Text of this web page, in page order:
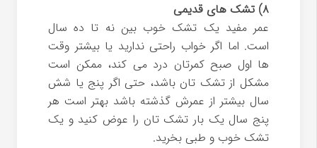
۸) تشک های قدیمی
عمر مفید یک تشک خوب بین نه تا ده سال
است. اما اگر خواب راحتی ندارید یا بیشتر وقت
ها اول صبح کمرتان درد می کند، ممکن است
مشکل از تشک تان باشد، حتی اگر پنج یا شش
سال بیشتر از عمرش گذشته باشد بهتر است هر
پنج سال یک بار تشک تان را عوض کنید و یک
تشک خوب و طبی بخرید.